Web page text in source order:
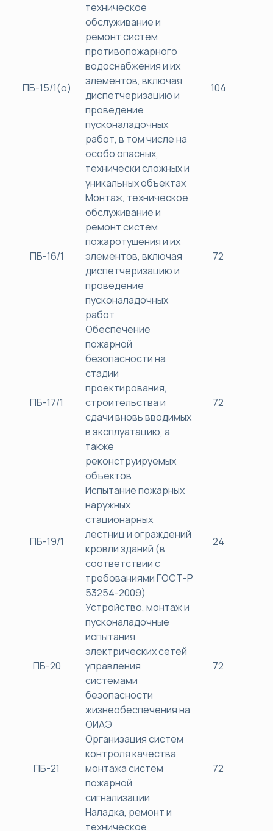
ПБ-15/1(о)
техническое
обслуживание и
ремонт систем
противопожарного
водоснабжения и их
элементов, включая
диспетчеризацию и
проведение
пусконаладочных
работ, в том числе на
особо опасных,
технически сложных и
уникальных объектах
104
ПБ-16/1
Монтаж, техническое
обслуживание и
ремонт систем
пожаротушения и их
элементов, включая
диспетчеризацию и
проведение
пусконаладочных
работ
72
ПБ-17/1
Обеспечение
пожарной
безопасности на
стадии
проектирования,
строительства и
сдачи вновь вводимых
в эксплуатацию, а
также
реконструируемых
объектов
72
ПБ-19/1
Испытание пожарных
наружных
стационарных
лестниц и ограждений
кровли зданий (в
соответствии с
требованиями ГОСТ-Р
53254-2009)
24
ПБ-20
Устройство, монтаж и
пусконаладочные
испытания
электрических сетей
управления
системами
безопасности
жизнеобеспечения на
ОИАЭ
72
ПБ-21
Организация систем
контроля качества
монтажа систем
пожарной
сигнализации
72
Наладка, ремонт и
техническое